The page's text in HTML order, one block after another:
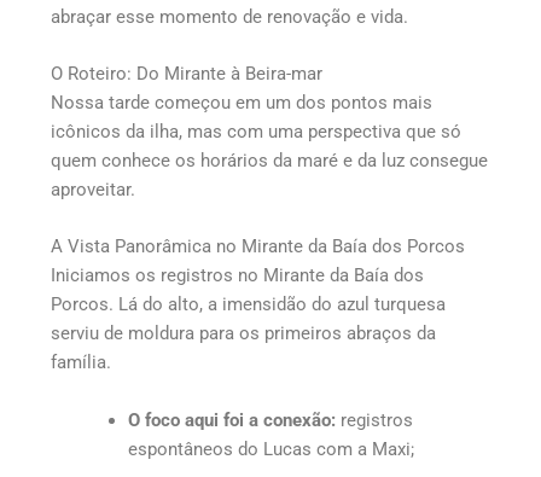
abraçar esse momento de renovação e vida.
O Roteiro: Do Mirante à Beira-mar
Nossa tarde começou em um dos pontos mais
icônicos da ilha, mas com uma perspectiva que só
quem conhece os horários da maré e da luz consegue
aproveitar.
A Vista Panorâmica no Mirante da Baía dos Porcos
Iniciamos os registros no Mirante da Baía dos
Porcos. Lá do alto, a imensidão do azul turquesa
serviu de moldura para os primeiros abraços da
família.
O foco aqui foi a conexão: registros
espontâneos do Lucas com a Maxi;